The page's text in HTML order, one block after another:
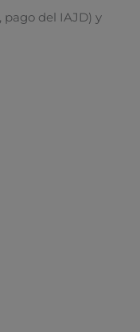
del IAJD) y